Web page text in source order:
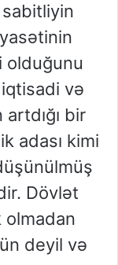
olduğunu
və
bir
adası kimi
Dövlət
olmadan
deyil və